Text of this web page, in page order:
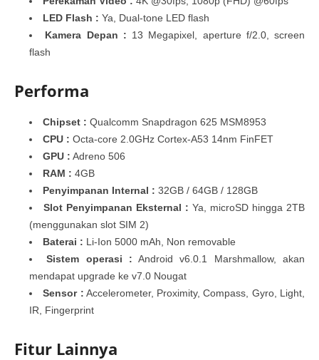
LED Flash : Ya, Dual-tone LED flash
Kamera Depan : 13 Megapixel, aperture f/2.0, screen
flash
Performa
Chipset : Qualcomm Snapdragon 625 MSM8953
CPU : Octa-core 2.0GHz Cortex-A53 14nm FinFET
GPU : Adreno 506
RAM : 4GB
Penyimpanan Internal : 32GB / 64GB / 128GB
Slot Penyimpanan Eksternal : Ya, microSD hingga 2TB
(menggunakan slot SIM 2)
Baterai : Li-Ion 5000 mAh, Non removable
Sistem operasi : Android v6.0.1 Marshmallow, akan
mendapat upgrade ke v7.0 Nougat
Sensor : Accelerometer, Proximity, Compass, Gyro, Light,
IR, Fingerprint
Fitur Lainnya